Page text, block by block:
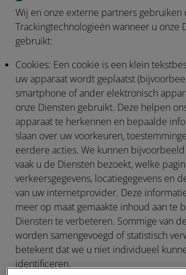
Wij en onze externe partners gebruiken
Trackingtechnologieën wanneer u onze
gebruikt:
Cookies: Een cookie is een klein
uw apparaat wordt geplaatst
smartphone of ander elektronisch
onze Diensten gebruikt. Deze helpen
apparaat te herkennen en bepaalde
slaan over uw voorkeuren,
eerdere acties. We kunnen
vaak u de Diensten bezoekt, welke
verkeersgegevens, locatiegegevens en
van uw internetprovider. Deze
meer op maat gemaakte inhoud aan te
Diensten te verbeteren. Sommige van
worden samengevoegd of statistisch
betekent dat we u niet individueel
identificeren.